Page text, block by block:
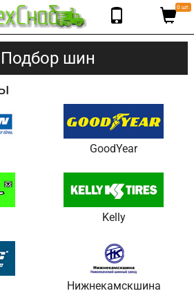
0 шт.
Подбор шин
GoodYear
Kelly
Нижнекамскшина